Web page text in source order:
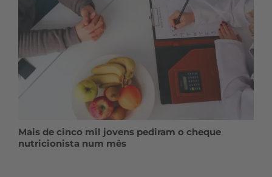
Mais de cinco mil jovens pediram o cheque
nutricionista num mês